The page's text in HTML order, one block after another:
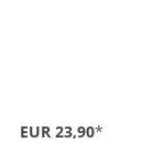
EUR 23,90*